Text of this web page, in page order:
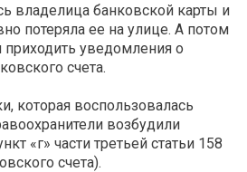
владелица банковской карты и
потеряла ее на улице. А потом
приходить уведомления о
счета.
которая воспользовалась
возбудили
«г» части третьей статьи 158
счета).